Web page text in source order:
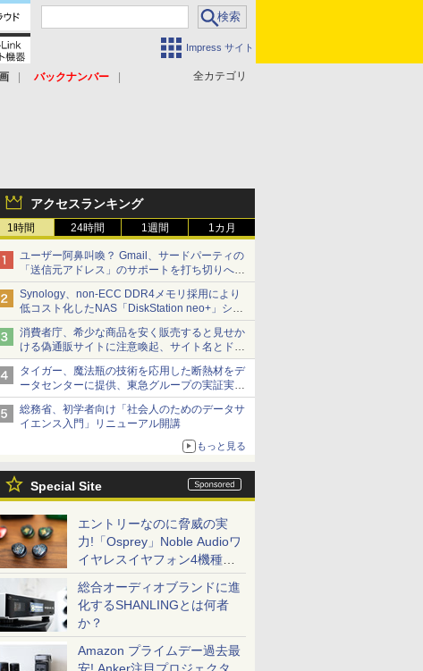
Impress サイト
全カテゴリ
バックナンバー
アクセスランキング
1時間 24時間 1週間 1カ月
ユーザー阿鼻叫喚？ Gmail、サードパーティの
「送信元アドレス」のサポートを打ち切りへ
【やじうまWatch】
Synology、non-ECC DDR4メモリ採用により
低コスト化したNAS「DiskStation neo+」シリ
ーズ 予算を抑えて導入でき、ECCメモリへの
アップグレードも可能
消費者庁、希少な商品を安く販売すると見せか
ける偽通販サイトに注意喚起、サイト名とドメ
イン名を公表
タイガー、魔法瓶の技術を応用した断熱材をデ
ータセンターに提供、東急グループの実証実験
で 「ステンレス密封真空断熱パネル TIVIP」
総務省、初学者向け「社会人のためのデータサ
イエンス入門」リニューアル開講
もっと見る
Special Site
エントリーなのに脅威の実
力!「Osprey」Noble Audioワ
イヤレスイヤフォン4機種を
一気に聴く
総合オーディオブランドに進
化するSHANLINGとは何者
か？
Amazon プライムデー過去最